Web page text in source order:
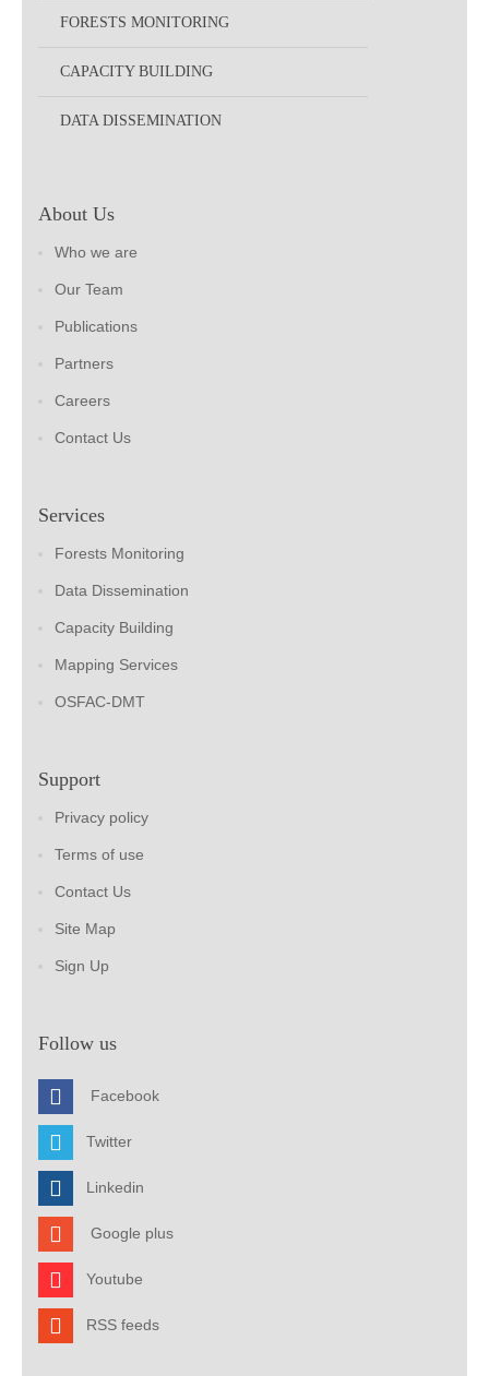
FORESTS MONITORING
CAPACITY BUILDING
DATA DISSEMINATION
About Us
Who we are
Our Team
Publications
Partners
Careers
Contact Us
Services
Forests Monitoring
Data Dissemination
Capacity Building
Mapping Services
OSFAC-DMT
Support
Privacy policy
Terms of use
Contact Us
Site Map
Sign Up
Follow us
Facebook
Twitter
Linkedin
Google plus
Youtube
RSS feeds